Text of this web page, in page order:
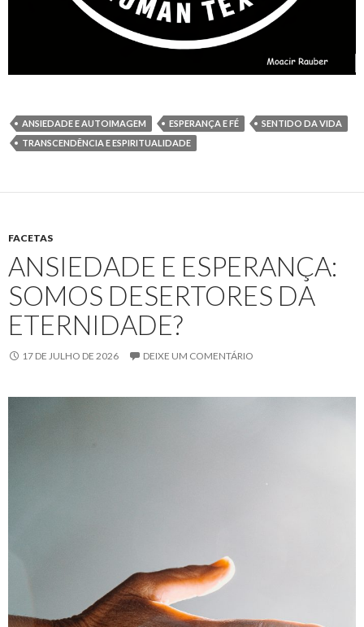
ANSIEDADE E AUTOIMAGEM ESPERANÇA E FÉ
SENTIDO DA VIDA
TRANSCENDÊNCIA E ESPIRITUALIDADE
FACETAS
ANSIEDADE E ESPERANÇA:
SOMOS DESERTORES DA
ETERNIDADE?
17 DE JULHO DE 2026 DEIXE UM COMENTÁRIO